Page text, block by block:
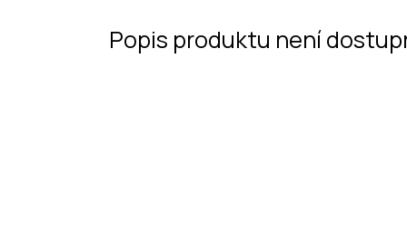
Popis produktu není